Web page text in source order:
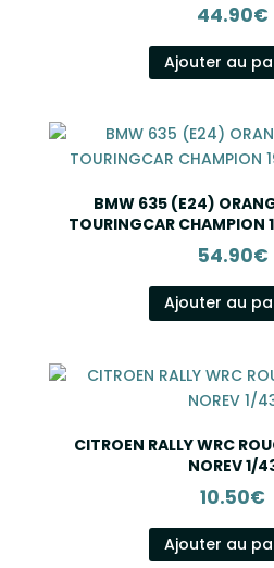
44.90€
Ajouter au
BMW 635 (E24) ORANGE
TOURINGCAR CHAMPION
54.90€
Ajouter au
CITROEN RALLY WRC
NOREV 1/
10.50€
Ajouter au